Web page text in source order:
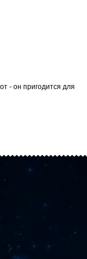
- он пригодится для